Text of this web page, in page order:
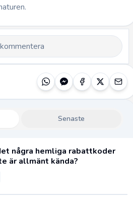
Senaste
några hemliga rabattkoder
är allmänt kända?